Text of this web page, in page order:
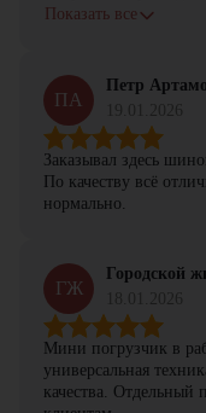
с задачами справляется.
Показать все
ПА
Петр
Заказывал здесь
По качеству всё
нормально.
ГЖ
Городской
Мини погрузчик в
универсальная
качества. Отдельный